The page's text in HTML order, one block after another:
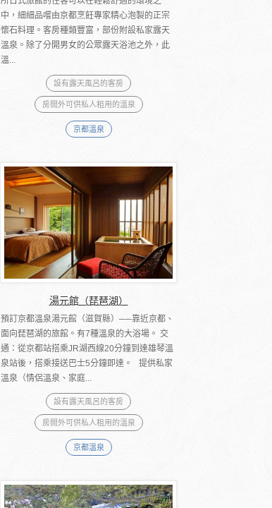
中，細細品嚐由京都烹飪專家精心泡製的正宗
懷石料理。客房種類豐富，部份附設私家露天
溫泉。除了分開男女的公眾露天浴池之外，此
溫...
設有露天風呂的客房
房間外可供私人租用的溫泉
京都溫泉
湯元館（琵琶湖）
預訂京都溫泉湯元館（滋賀縣）──靠近京都、
面向琵琶湖的旅館。有7種溫泉的大浴場。 交
通：從京都站搭乘JR湖西線20分鐘到達雄琴溫
泉站後，搭乘接送巴士5分鐘即達。 提供私家
溫泉（情侶溫泉、家庭...
設有露天風呂的客房
房間外可供私人租用的溫泉
京都溫泉